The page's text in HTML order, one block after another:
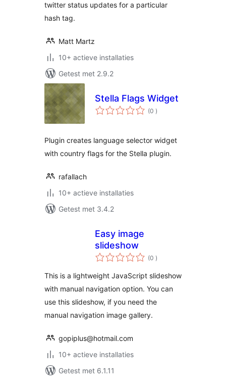
twitter status updates for a particular
hash tag.
Matt Martz
10+ actieve installaties
Getest met 2.9.2
Stella Flags Widget
(0 aantal
beoordelingen
)
Plugin creates language selector widget
with country flags for the Stella plugin.
rafallach
10+ actieve installaties
Getest met 3.4.2
Easy image
slideshow
(0 aantal
beoordelingen
)
This is a lightweight JavaScript slideshow
with manual navigation option. You can
use this slideshow, if you need the
manual navigation image gallery.
gopiplus@hotmail.com
10+ actieve installaties
Getest met 6.1.11